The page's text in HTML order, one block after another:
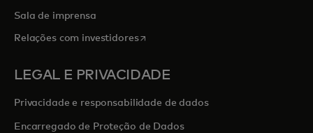
Sala de imprensa
Relações com investidoresabre em uma nova guia
LEGAL E PRIVACIDADE
Privacidade e responsabilidade de dados
Encarregado de Proteção de Dados